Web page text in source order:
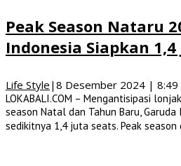
Peak Season Nataru
Indonesia Siapkan 1,4
Life Style | 8 Desember 2024 | 8:49
LOKABALI.COM – Mengantisipasi
season Natal dan Tahun Baru, Garuda
sedikitnya 1,4 juta seats. Peak season